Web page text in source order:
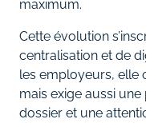
maximum.
Cette évolution
centralisation et de
les employeurs, elle
mais exige aussi
dossier et une